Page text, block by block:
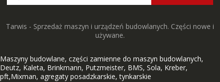
Tarwis - Sprzedaż maszyn i urządzeń budowlanych. Części nowe i
używane.
Maszyny budowlane, części zamienne do maszyn budowlanych,
Deutz, Kaleta, Brinkmann, Putzmeister, BMS, Sola, Kreber,
pft,Mixman, agregaty posadzkarskie, tynkarskie